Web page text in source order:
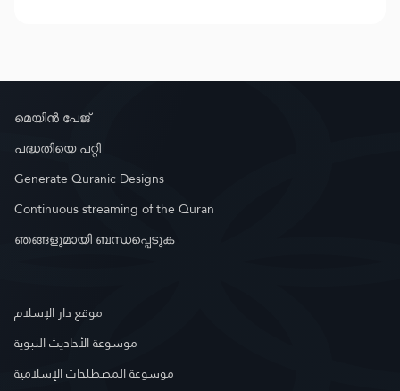
മെയിൻ പേജ്
പദ്ധതിയെ പറ്റി
Generate Quranic Designs
Continuous streaming of the Quran
ഞങ്ങളുമായി ബന്ധപ്പെടുക
موقع دار الإسلام
موسوعة الأحاديث النبوية
موسوعة المصطلحات الإسلامية